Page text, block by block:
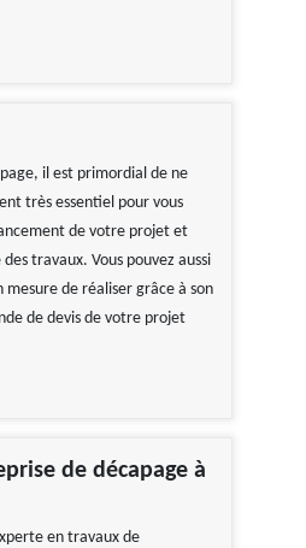
il est primordial de ne
très essentiel pour vous
de votre projet et
travaux. Vous pouvez aussi
de réaliser grâce à son
de devis de votre projet
de décapage à
en travaux de